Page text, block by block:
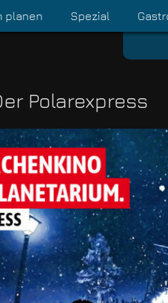
planen Spezial
Polarexpress